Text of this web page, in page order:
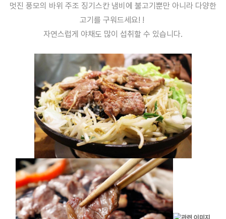
멋진 풍모의 바위 주조 징기스칸 냄비에 불고기뿐만 아니라 다양한
고기를 구워드세요! !
자연스럽게 야채도 많이 섭취할 수 있습니다.